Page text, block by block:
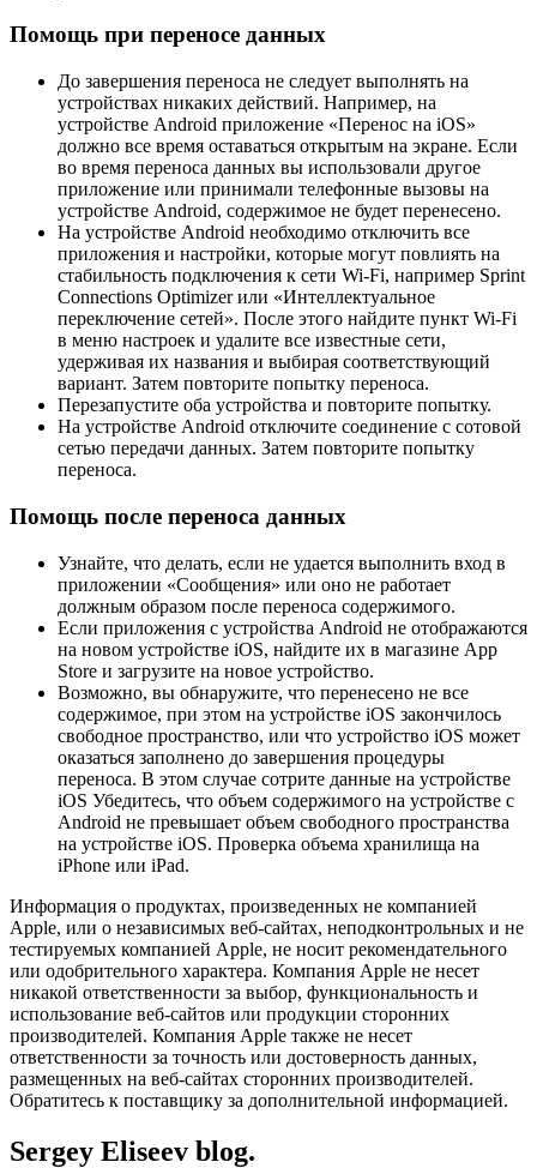
Помощь при переносе данных
До завершения переноса не следует выполнять на
устройствах никаких действий. Например, на
устройстве Android приложение «Перенос на iOS»
должно все время оставаться открытым на экране. Если
во время переноса данных вы использовали другое
приложение или принимали телефонные вызовы на
устройстве Android, содержимое не будет перенесено.
На устройстве Android необходимо отключить все
приложения и настройки, которые могут повлиять на
стабильность подключения к сети Wi-Fi, например Sprint
Connections Optimizer или «Интеллектуальное
переключение сетей». После этого найдите пункт Wi-Fi
в меню настроек и удалите все известные сети,
удерживая их названия и выбирая соответствующий
вариант. Затем повторите попытку переноса.
Перезапустите оба устройства и повторите попытку.
На устройстве Android отключите соединение с сотовой
сетью передачи данных. Затем повторите попытку
переноса.
Помощь после переноса данных
Узнайте, что делать, если не удается выполнить вход в
приложении «Сообщения» или оно не работает
должным образом после переноса содержимого.
Если приложения с устройства Android не отображаются
на новом устройстве iOS, найдите их в магазине App
Store и загрузите на новое устройство.
Возможно, вы обнаружите, что перенесено не все
содержимое, при этом на устройстве iOS закончилось
свободное пространство, или что устройство iOS может
оказаться заполнено до завершения процедуры
переноса. В этом случае сотрите данные на устройстве
iOS Убедитесь, что объем содержимого на устройстве с
Android не превышает объем свободного пространства
на устройстве iOS. Проверка объема хранилища на
iPhone или iPad.
Информация о продуктах, произведенных не компанией
Apple, или о независимых веб-сайтах, неподконтрольных и не
тестируемых компанией Apple, не носит рекомендательного
или одобрительного характера. Компания Apple не несет
никакой ответственности за выбор, функциональность и
использование веб-сайтов или продукции сторонних
производителей. Компания Apple также не несет
ответственности за точность или достоверность данных,
размещенных на веб-сайтах сторонних производителей.
Обратитесь к поставщику за дополнительной информацией.
Sergey Eliseev blog.